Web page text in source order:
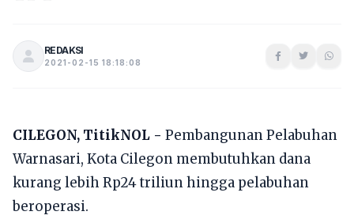
REDAKSI
2021-02-15 18:18:08
CILEGON, TitikNOL - Pembangunan Pelabuhan
Warnasari, Kota Cilegon membutuhkan dana
kurang lebih Rp24 triliun hingga pelabuhan
beroperasi.